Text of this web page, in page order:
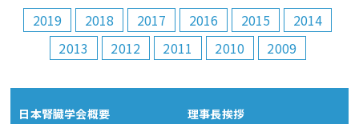
日本腎臓学会概要
理事長挨拶
2019
2018 2017 2016 2015
2014
2013
2012 2011 2010 2009